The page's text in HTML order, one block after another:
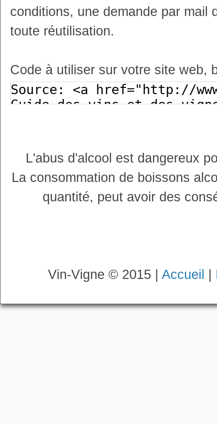
conditions, une demande par mail
toute réutilisation.
Code à utiliser sur votre site web,
L'abus d'alcool est dangereux
La consommation de boissons
quantité, peut avoir des
Vin-Vigne © 2015 | Accueil